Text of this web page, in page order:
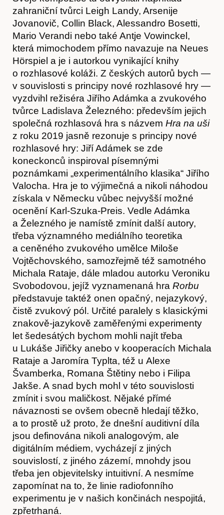
Články
zahraniční tvůrci Leigh Landy, Arsenije
Jovanovič, Collin Black, Alessandro Bosetti,
Mario Verandi nebo také Antje Vowinckel,
která mimochodem přímo navazuje na Neues
Hörspiel a je i autorkou vynikající knihy
o rozhlasové koláži. Z českých autorů bych —
v souvislosti s principy nové rozhlasové hry —
vyzdvihl režiséra Jiřího Adámka a zvukového
tvůrce Ladislava Železného: především jejich
společná rozhlasová hra s názvem Hra na uši
z roku 2019 jasně rezonuje s principy nové
rozhlasové hry: Jiří Adámek se zde
koneckonců inspiroval písemnými
poznámkami „experimentálního klasika“ Jiřího
Valocha. Hra je to výjimečná a nikoli náhodou
získala v Německu vůbec nejvyšší možné
ocenění Karl-Szuka-Preis. Vedle Adámka
a Železného je namístě zmínit další autory,
třeba významného mediálního teoretika
a ceněného zvukového umělce Miloše
Vojtěchovského, samozřejmě též samotného
Michala Rataje, dále mladou autorku Veroniku
Svobodovou, jejíž vyznamenaná hra Rorbu
představuje taktéž onen opačný, nejazykový,
čistě zvukový pól. Určité paralely s klasickými
znakově-jazykově zaměřenými experimenty
let šedesátých bychom mohli najít třeba
u Lukáše Jiřičky anebo v kooperacích Michala
Rataje a Jaromíra Typlta, též u Alexe
Švamberka, Romana Štětiny nebo i Filipa
Jakše. A snad bych mohl v této souvislosti
zmínit i svou maličkost. Nějaké přímé
návaznosti se ovšem obecně hledají těžko,
a to prostě už proto, že dnešní auditivní díla
jsou definována nikoli analogovým, ale
digitálním médiem, vycházejí z jiných
souvislostí, z jiného zázemí, mnohdy jsou
třeba jen objevitelsky intuitivní. A nesmíme
zapomínat na to, že linie radiofonního
experimentu je v našich končinách nespojitá,
zpřetrhaná.